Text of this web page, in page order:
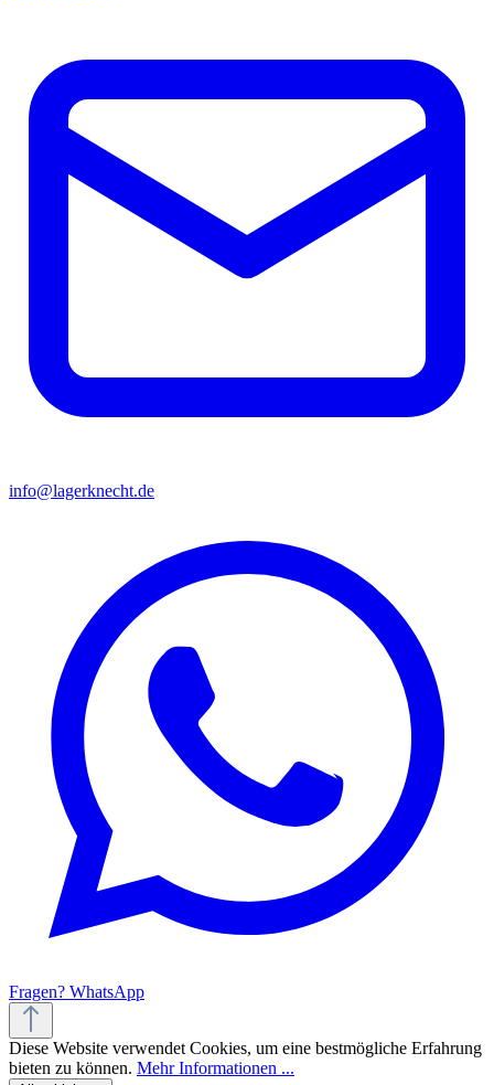
info@lagerknecht.de
Fragen? WhatsApp
Diese Website verwendet Cookies, um eine bestmögliche Erfahrung
bieten zu können. Mehr Informationen ...